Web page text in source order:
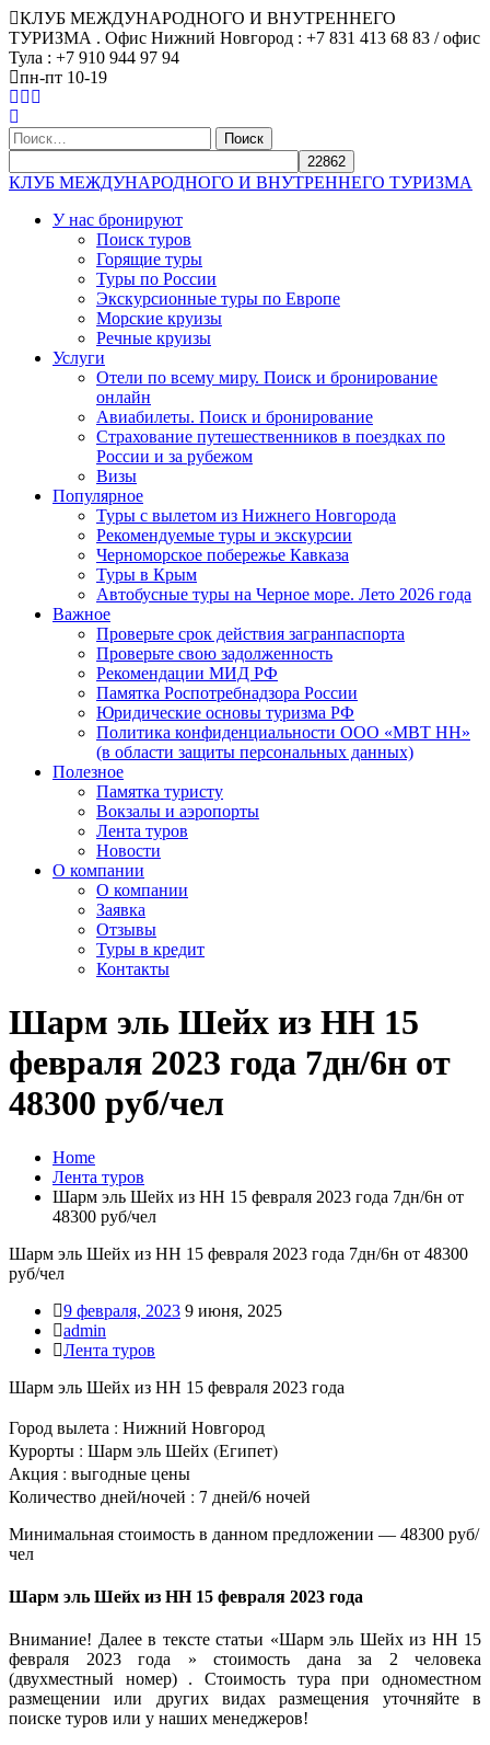
КЛУБ МЕЖДУНАРОДНОГО И ВНУТРЕННЕГО
ТУРИЗМА . Офис Нижний Новгород : +7 831 413 68 83 / офис
Тула : +7 910 944 97 94
пн-пт 10-19
Найти:
КЛУБ МЕЖДУНАРОДНОГО И ВНУТРЕННЕГО ТУРИЗМА
У нас бронируют
Поиск туров
Горящие туры
Туры по России
Экскурсионные туры по Европе
Морские круизы
Речные круизы
Услуги
Отели по всему миру. Поиск и бронирование
онлайн
Авиабилеты. Поиск и бронирование
Страхование путешественников в поездках по
России и за рубежом
Визы
Популярное
Туры с вылетом из Нижнего Новгорода
Рекомендуемые туры и экскурсии
Черноморское побережье Кавказа
Туры в Крым
Автобусные туры на Черное море. Лето 2026 года
Важное
Проверьте срок действия загранпаспорта
Проверьте свою задолженность
Рекомендации МИД РФ
Памятка Роспотребнадзора России
Юридические основы туризма РФ
Политика конфиденциальности ООО «МВТ НН»
(в области защиты персональных данных)
Полезное
Памятка туристу
Вокзалы и аэропорты
Лента туров
Новости
О компании
О компании
Заявка
Отзывы
Туры в кредит
Контакты
Шарм эль Шейх из НН 15
февраля 2023 года 7дн/6н от
48300 руб/чел
Home
Лента туров
Шарм эль Шейх из НН 15 февраля 2023 года 7дн/6н от
48300 руб/чел
Шарм эль Шейх из НН 15 февраля 2023 года 7дн/6н от 48300
руб/чел
9 февраля, 2023 9 июня, 2025
admin
Лента туров
Шарм эль Шейх из НН 15 февраля 2023 года
Город вылета : Нижний Новгород
Курорты : Шарм эль Шейх (Египет)
Акция : выгодные цены
Количество дней/ночей : 7 дней/6 ночей
Минимальная стоимость в данном предложении — 48300 руб/
чел
Шарм эль Шейх из НН 15 февраля 2023 года
Внимание! Далее в тексте статьи «Шарм эль Шейх из НН 15
февраля 2023 года » стоимость дана за 2 человека
(двухместный номер) . Стоимость тура при одноместном
размещении или других видах размещения уточняйте в
поиске туров или у наших менеджеров!